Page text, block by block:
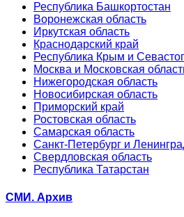
Республика Башкортостан
Воронежская область
Иркутская область
Краснодарский край
Республика Крым и
Москва и Московская
Нижегородская область
Новосибирская область
Приморский край
Ростовская область
Самарская область
Санкт-Петербург и
Свердловская область
Республика Татарстан
СМИ. Архив